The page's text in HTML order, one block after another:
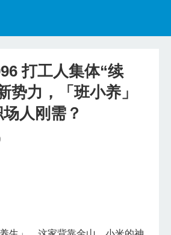
中医养生
打工人集体“续
势力，「班小养」
人刚需？